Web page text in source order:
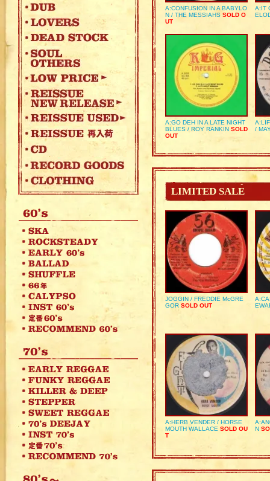
A:CONFUSION IN A BABYLO
N / THE MESSIAHS SOLD O
UT
A:IT
A:GO DEH IN A LATE NIGHT
BLUES / ROY RANKIN SOLD
OUT
/
LIMITED SALE
JOGGIN / FREDDIE McGRE
GOR SOLD OUT
A:HERB VENDER / HORSE
MOUTH WALLACE SOLD OU
T
N